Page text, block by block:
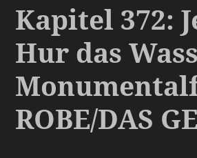
Kapitel 372:
Hur das
ROBE/DAS